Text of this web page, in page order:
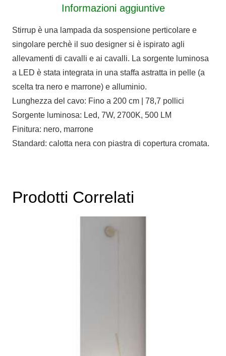
Informazioni aggiuntive
Stirrup è una lampada da sospensione perticolare e
singolare perchè il suo designer si è ispirato agli
allevamenti di cavalli e ai cavalli. La sorgente luminosa
a LED è stata integrata in una staffa astratta in pelle (a
scelta tra nero e marrone) e alluminio.
Lunghezza del cavo: Fino a 200 cm | 78,7 pollici
Sorgente luminosa: Led, 7W, 2700K, 500 LM
Finitura: nero, marrone
Standard: calotta nera con piastra di copertura cromata.‎
Prodotti Correlati